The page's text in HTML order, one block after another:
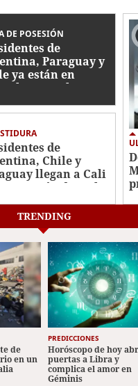
DE POSESIÓN
de
Paraguay y
ya están en
para la
De la
de
Chile y
llegan a Cali
posesión de De la
TRENDING
de
en un
PREDICCIONES
Horóscopo de hoy
puertas a Libra y
complica el amor en
Géminis